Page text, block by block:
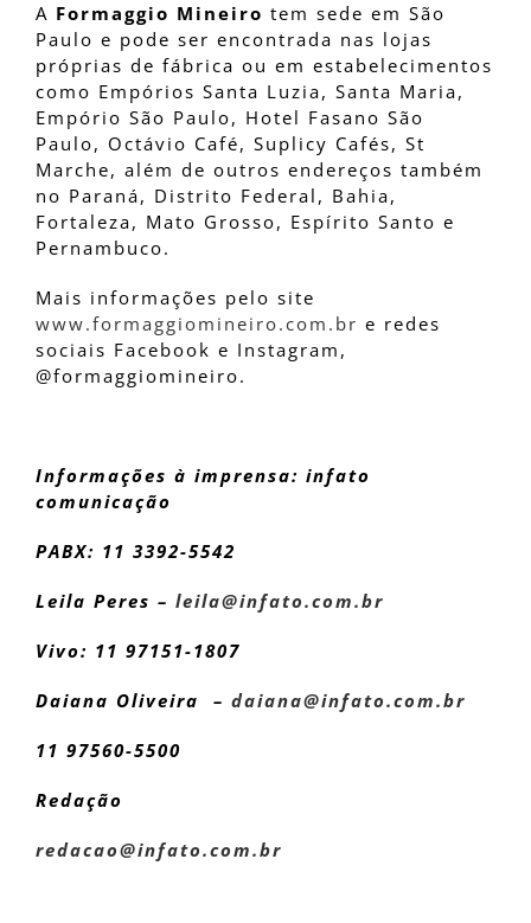
A Formaggio Mineiro tem sede em São
Paulo e pode ser encontrada nas lojas
próprias de fábrica ou em estabelecimentos
como Empórios Santa Luzia, Santa Maria,
Empório São Paulo, Hotel Fasano São
Paulo, Octávio Café, Suplicy Cafés, St
Marche, além de outros endereços também
no Paraná, Distrito Federal, Bahia,
Fortaleza, Mato Grosso, Espírito Santo e
Pernambuco.
Mais informações pelo site
www.formaggiomineiro.com.br e redes
sociais Facebook e Instagram,
@formaggiomineiro.
Informações à imprensa: infato
comunicação
PABX: 11 3392-5542
Leila Peres – leila@infato.com.br
Vivo: 11 97151-1807
Daiana Oliveira – daiana@infato.com.br
11 97560-5500
Redação
redacao@infato.com.br